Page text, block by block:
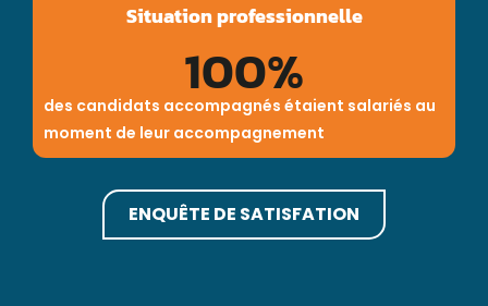
Situation professionnelle
des candidats accompagnés étaient salariés au
moment de leur accompagnement
100%
ENQUÊTE DE SATISFATION